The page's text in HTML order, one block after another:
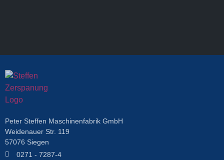
Peter Steffen Maschinenfabrik GmbH
Weidenauer Str. 119
57076 Siegen
0271 - 7287-4